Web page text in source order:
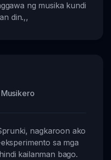
ng musika kundi
din.,,
nagkaroon ako
sa mga
kailanman bago.